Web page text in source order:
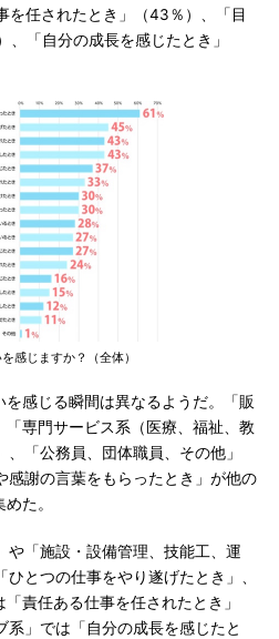
を任されたとき」（43％）、「目
「自分の成長を感じたとき」
感じますか？（全体）
感じる瞬間は異なるようだ。「販
専門サービス系（医療、福祉、教
「公務員、団体職員、その他」
感謝の言葉をもらったとき」が他の
た。
「施設・設備管理、技能工、運
とつの仕事をやり遂げたとき」、
「責任ある仕事を任されたとき」
系」では「自分の成長を感じたと